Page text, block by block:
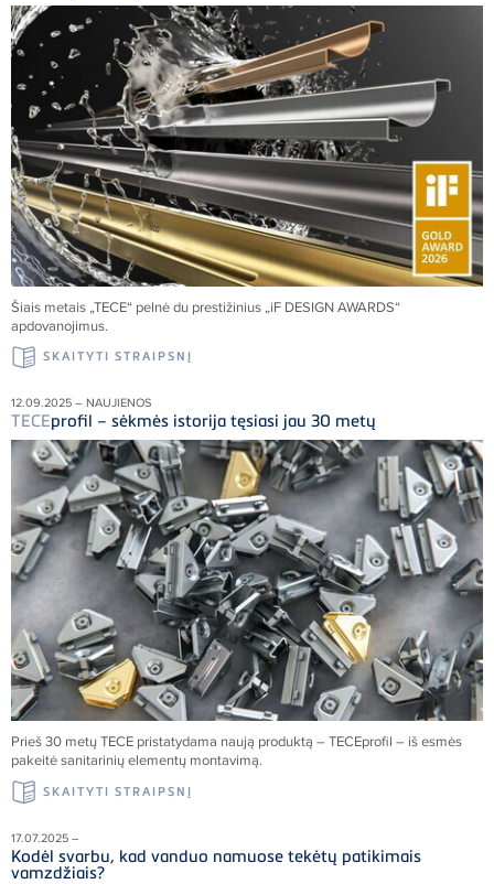
Šiais metais „TECE“ pelnė du prestižinius „iF DESIGN AWARDS“
apdovanojimus.
SKAITYTI STRAIPSNĮ
12.09.2025 – NAUJIENOS
TECEprofil – sėkmės istorija tęsiasi jau 30 metų
Prieš 30 metųTECE pristatydama naują produktą –TECEprofil – iš esmės
pakeitė sanitarinių elementų montavimą.
SKAITYTI STRAIPSNĮ
17.07.2025 –
Kodėl svarbu, kad vanduo namuose tekėtų patikimais
vamzdžiais?